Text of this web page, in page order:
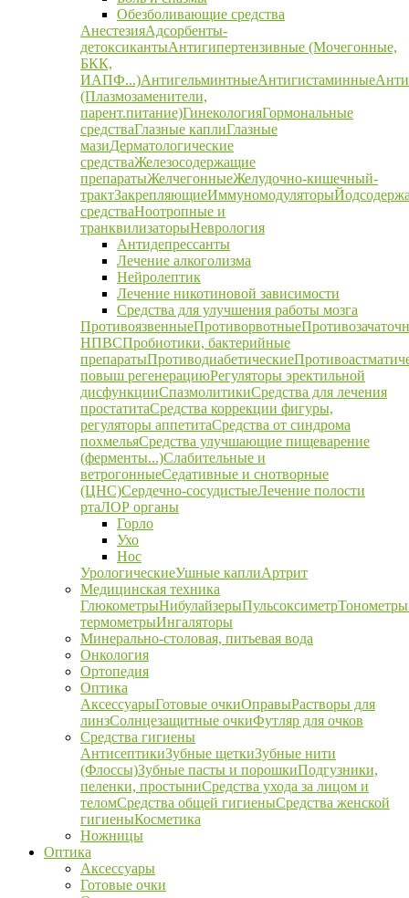
Обезболивающие средства
АнестезияАдсорбенты-
детоксикантыАнтигипертензивные (Мочегонные,
БКК,
ИАПФ...)АнтигельминтныеАнтигистаминные
(Плазмозаменители,
парент.питание)ГинекологияГормональные
средстваГлазные каплиГлазные
мазиДерматологические
средстваЖелезосодержащие
препаратыЖелчегонныеЖелудочно-кишечный-
трактЗакрепляющиеИммуномодуляторы
средстваНоотропные и
транквилизаторыНеврология
Антидепрессанты
Лечение алкоголизма
Нейролептик
Лечение никотиновой зависимости
Средства для улучшения работы мозга
ПротивоязвенныеПротиворвотные
НПВСПробиотики, бактерийные
препаратыПротиводиабетические
повыш регенерациюРегуляторы эректильной
дисфункцииСпазмолитикиСредства для лечения
простатитаСредства коррекции фигуры,
регуляторы аппетитаСредства от синдрома
похмельяСредства улучшающие пищеварение
(ферменты...)Слабительные и
ветрогонныеСедативные и снотворные
(ЦНС)Сердечно-сосудистыеЛечение полости
ртаЛОР органы
Горло
Ухо
Нос
УрологическиеУшные каплиАртрит
Медицинская техника
ГлюкометрыНибулайзерыПульсоксиметрТонометры
термометрыИнгаляторы
Минерально-столовая, питьевая вода
Онкология
Ортопедия
Оптика
АксессуарыГотовые очкиОправыРастворы для
линзСолнцезащитные очкиФутляр для очков
Средства гигиены
АнтисептикиЗубные щеткиЗубные нити
(Флоссы)Зубные пасты и порошкиПодгузники,
пеленки, простыниСредства ухода за лицом и
теломСредства общей гигиеныСредства женской
гигиеныКосметика
Ножницы
Оптика
Аксессуары
Готовые очки